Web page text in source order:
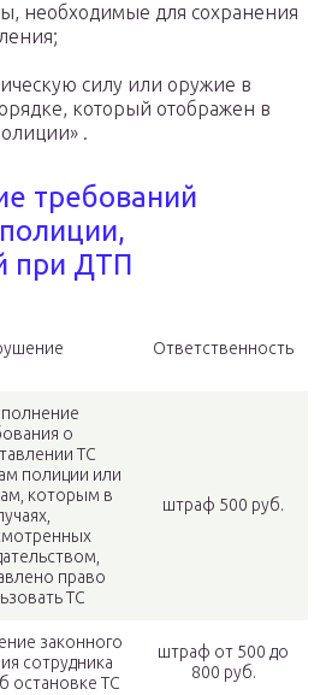
необходимые для сохранения
силу или оружие в
который отображен в
.
требований
при ДТП
Ответственность
о
ТС
полиции или
которым в
право
ТС
штраф 500 руб.
законного
сотрудника
остановке ТС
штраф от 500 до
800 руб.